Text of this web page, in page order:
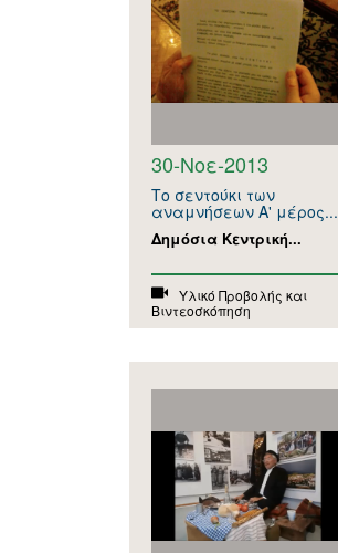
30-Νοε-2013
Το σεντούκι των
αναμνήσεων Α' μέρος...
Δημόσια Κεντρική...
Υλικό Προβολής και
Βιντεοσκόπηση